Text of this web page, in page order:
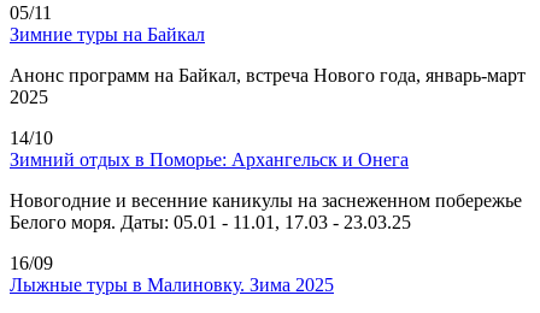
05/11
Зимние туры на Байкал
Анонс программ на Байкал, встреча Нового года, январь-март
2025
14/10
Зимний отдых в Поморье: Архангельск и Онега
Новогодние и весенние каникулы на заснеженном побережье
Белого моря. Даты: 05.01 - 11.01, 17.03 - 23.03.25
16/09
Лыжные туры в Малиновку. Зима 2025